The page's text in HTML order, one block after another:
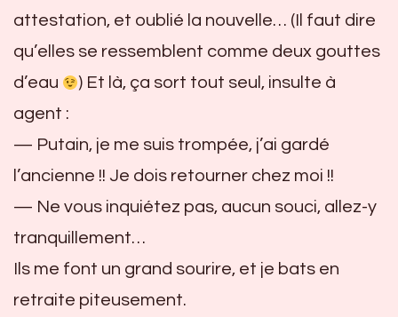
attestation, et oublié la nouvelle… (Il faut dire
qu’elles se ressemblent comme deux gouttes
d’eau
) Et là, ça sort tout seul, insulte à
agent :
— Putain, je me suis trompée, j’ai gardé
l’ancienne !! Je dois retourner chez moi !!
— Ne vous inquiétez pas, aucun souci, allez-y
tranquillement…
Ils me font un grand sourire, et je bats en
retraite piteusement.